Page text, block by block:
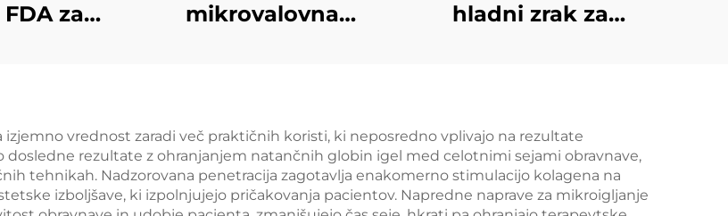
za
za
telesa in
teže
mikrovalovna
celulita, dvigovanje
in napenjanje kože
ter radiofrekvenčno
hladni zrak za
epidermalno zaščito,
neprekinjeno
brezkontaktno
vrednost zaradi več praktičnih koristi, ki neposredno vplivajo na rezultate
dosledne rezultate z ohranjanjem natančnih globin igel med celotnimi sejami obravnave,
tehnikah. Nadzorovana penetracija zagotavlja enakomerno stimulacijo kolagena na
izboljšave, ki izpolnjujejo pričakovanja pacientov. Napredne naprave za mikroigljanje